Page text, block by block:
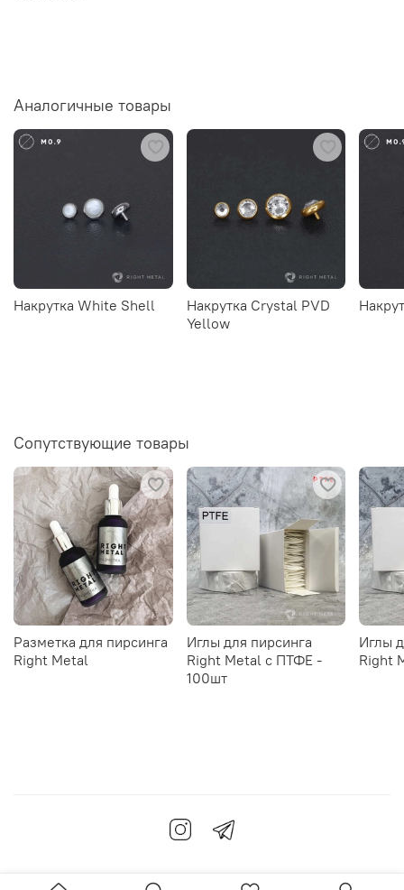
Аналогичные товары
Накрутка White Shell
Накрутка Crystal PVD
Yellow
Сопутствующие товары
Разметка для пирсинга
Right Metal
Иглы для пирсинга
Right Metal c ПТФЕ -
100шт
Иглы
Right